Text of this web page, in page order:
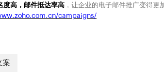
度高，邮件抵达率高，让企业的电子邮件推广变得更
campaigns/
案